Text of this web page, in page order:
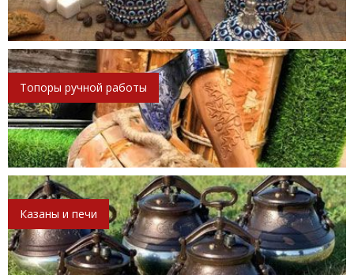
Топоры ручной работы
Казаны и печи